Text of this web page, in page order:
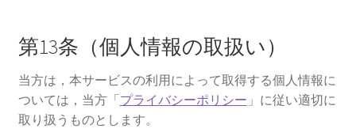
第13条（個人情報の取扱い）
当方は，本サービスの利用によって取得する個人情報に
ついては，当方「プライバシーポリシー 」に従い適切に
取り扱うものとします。